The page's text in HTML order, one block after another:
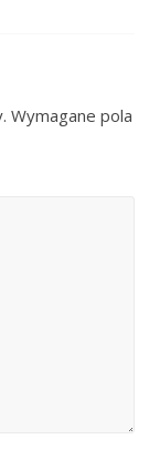
Wymagane pola